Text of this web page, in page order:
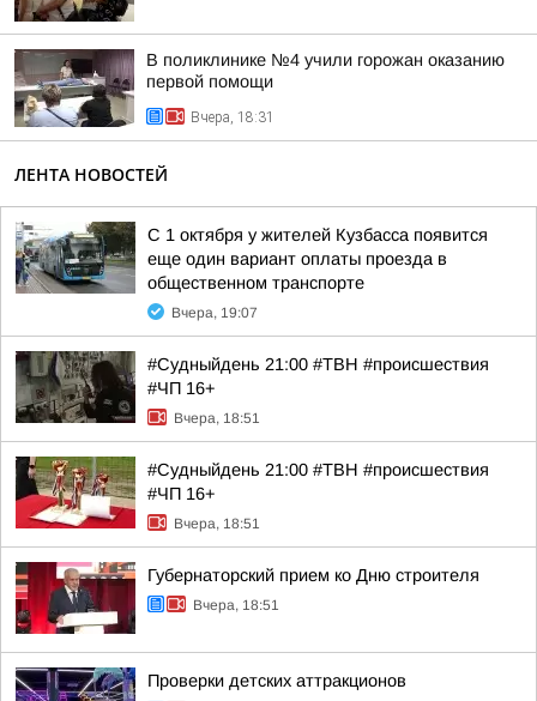
В поликлинике №4 учили горожан оказанию
первой помощи
Вчера, 18:31
ЛЕНТА НОВОСТЕЙ
С 1 октября у жителей Кузбасса появится
еще один вариант оплаты проезда в
общественном транспорте
Вчера, 19:07
#Судныйдень 21:00 #ТВН #происшествия
#ЧП 16+
Вчера, 18:51
#Судныйдень 21:00 #ТВН #происшествия
#ЧП 16+
Вчера, 18:51
Губернаторский прием ко Дню строителя
Вчера, 18:51
Проверки детских аттракционов